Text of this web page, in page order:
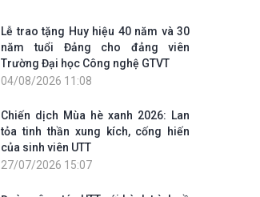
Lễ trao tặng Huy hiệu 40 năm và 30
năm tuổi Đảng cho đảng viên
Trường Đại học Công nghệ GTVT
04/08/2026 11:08
Chiến dịch Mùa hè xanh 2026: Lan
tỏa tinh thần xung kích, cống hiến
của sinh viên UTT
27/07/2026 15:07